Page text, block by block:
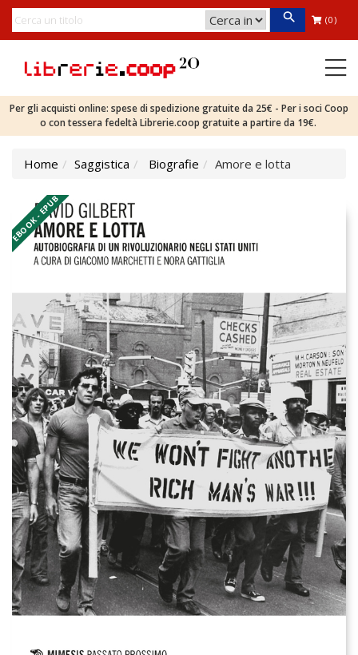
(0)
Per gli acquisti online: spese di spedizione gratuite da 25€ - Per i soci Coop
o con tessera fedeltà Librerie.coop gratuite a partire da 19€.
Home Saggistica Biografie Amore e lotta
EBOOK - EPUB